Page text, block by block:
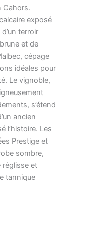
Cahors.
exposé
terroir
et de
cépage
idéales pour
Le vignoble,
s’étend
ancien
l’histoire. Les
Prestige et
sombre,
réglisse et
tannique